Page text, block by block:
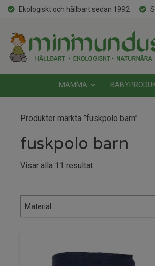
Ekologiskt och hållbart sedan 1992
MAMMA
Produkter märkta ”fuskpolo barn”
fuskpolo barn
Visar alla 11 resultatSortera
Material